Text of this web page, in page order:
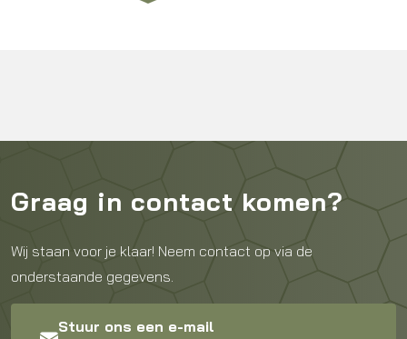
Graag in contact komen?
Wij staan voor je klaar! Neem contact op via de
onderstaande gegevens.
Stuur ons een e-mail